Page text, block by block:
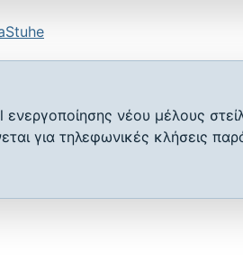
νέου μέλους
για τηλεφωνικές κλήσεις